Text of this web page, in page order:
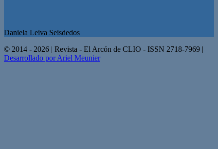
Daniela Leiva Seisdedos
© 2014 - 2026 | Revista - El Arcón de CLIO - ISSN 2718-7969 |
Desarrollado por Ariel Meunier